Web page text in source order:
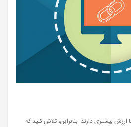
بیشتری دارند. بنابراین، تلاش کنید که